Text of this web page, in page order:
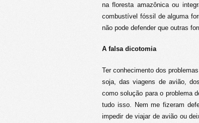
na floresta amazônica ou
combustível fóssil de alguma
não pode defender que outras
A falsa dicotomia
Ter conhecimento dos
soja, das viagens de avião,
como solução para o problema
tudo isso. Nem me fizeram
impedir de viajar de avião ou